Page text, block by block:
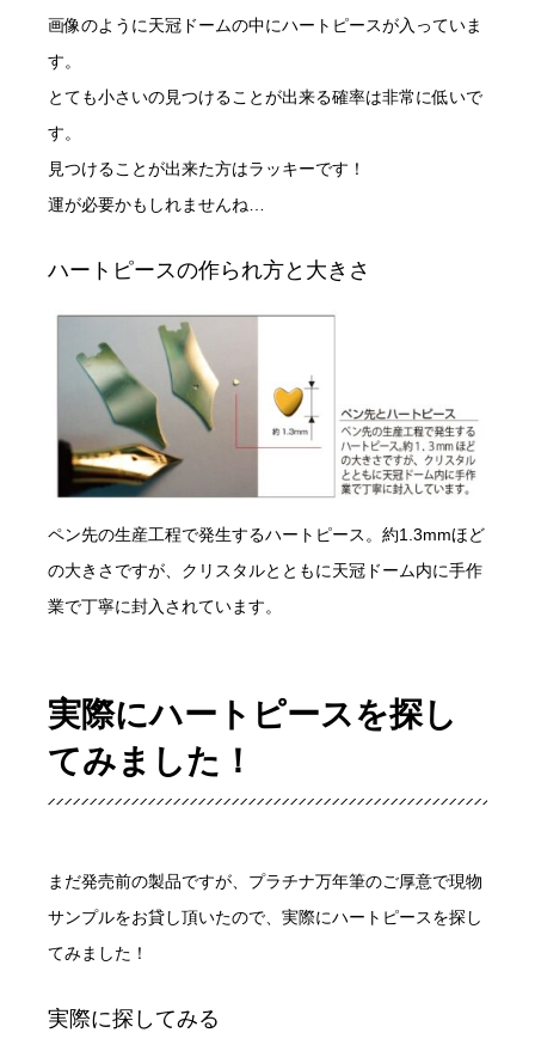
画像のように天冠ドームの中にハートピースが入っていま
す。
とても小さいの見つけることが出来る確率は非常に低いで
す。
見つけることが出来た方はラッキーです！
運が必要かもしれませんね…
ハートピースの作られ方と大きさ
ペン先の生産工程で発生するハートピース。約1.3mmほど
の大きさですが、クリスタルとともに天冠ドーム内に手作
業で丁寧に封入されています。
実際にハートピースを探し
てみました！
まだ発売前の製品ですが、プラチナ万年筆のご厚意で現物
サンプルをお貸し頂いたので、実際にハートピースを探し
てみました！
実際に探してみる